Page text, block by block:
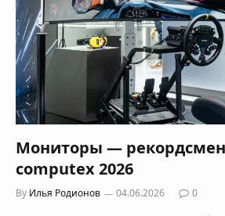
Мониторы —
computex 2026
By Илья Родионов 04.06.2026 0